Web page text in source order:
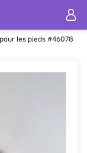
les pieds #46078